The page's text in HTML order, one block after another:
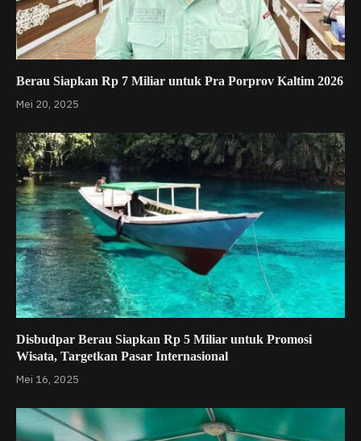
Berau Siapkan Rp 7 Miliar untuk Pra Porprov Kaltim 2026
Mei 20, 2025
Disbudpar Berau Siapkan Rp 5 Miliar untuk Promosi
Wisata, Targetkan Pasar Internasional
Mei 16, 2025